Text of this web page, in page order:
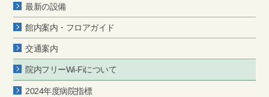
最新の設備
館内案内・フロアガイド
交通案内
院内フリーWi-Fiについて
2024年度病院指標